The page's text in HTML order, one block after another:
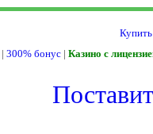
| 300% бонус | Казино с